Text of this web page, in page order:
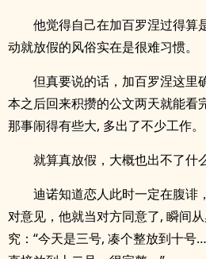
他觉得自己在加百罗涅过得算
动就放假的风俗实在是很难习惯。
但真要说的话，加百罗涅这里
本之后回来积攒的公文两天就能看
那事闹得有些大, 多出了不少工作。
就算真放假，大概也出不了什
迪诺知道恋人此时一定在腹诽
对意见，他就当对方同意了, 瞬间
究：“今天是三号, 凑个整放到十